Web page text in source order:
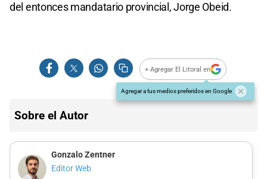
del entonces mandatario provincial, Jorge Obeid.
+ Agregar El Litoral en
Agregar a tus medios preferidos en Google
Sobre el Autor
Gonzalo Zentner
Editor Web